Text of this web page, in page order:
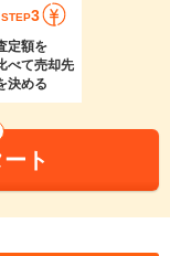
STEP3
定額を
べて売却先
決める
ト